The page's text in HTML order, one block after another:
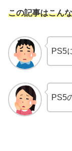
この記事はこん
PS5
PS5